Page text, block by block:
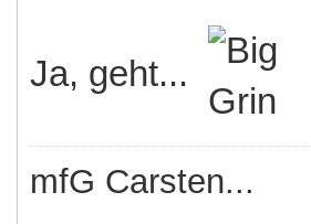
Ja, geht...
mfG Carsten...